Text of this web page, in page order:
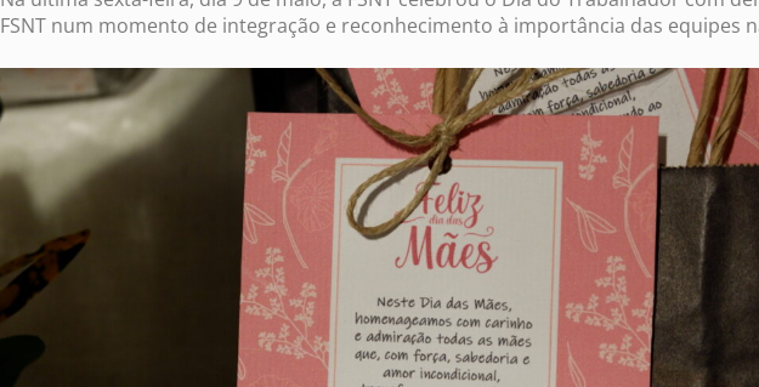
FSNT num momento de integração e reconhecimento à importância das equipes